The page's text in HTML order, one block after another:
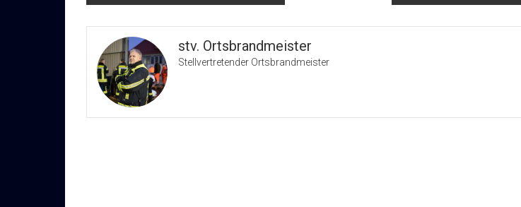
stv. Ortsbrandmeister
Stellvertretender Ortsbrandmeister